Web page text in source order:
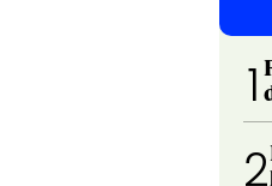
1
2